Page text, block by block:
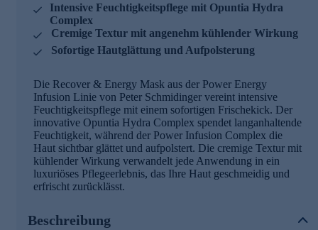
Intensive Feuchtigkeitspflege mit Opuntia Hydra
Complex
Cremige Textur mit angenehm kühlender Wirkung
Sofortige Hautglättung und Aufpolsterung
Die Recover & Energy Mask aus der Power Energy
Infusion Linie von Peter Schmidinger vereint intensive
Feuchtigkeitspflege mit einem sofortigen Frischekick. Der
innovative Opuntia Hydra Complex spendet langanhaltende
Feuchtigkeit, während der Power Infusion Complex die
Haut sichtbar glättet und aufpolstert. Die cremige Textur mit
kühlender Wirkung verwandelt jede Anwendung in ein
luxuriöses Pflegeerlebnis, das Ihre Haut geschmeidig und
erfrischt zurücklässt.
Beschreibung